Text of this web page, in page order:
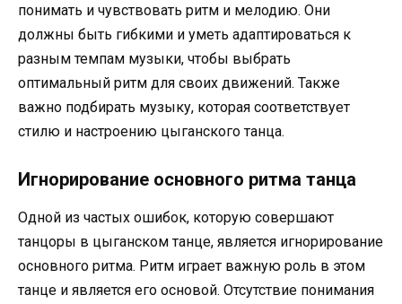
понимать и чувствовать ритм и мелодию. Они
должны быть гибкими и уметь адаптироваться к
разным темпам музыки, чтобы выбрать
оптимальный ритм для своих движений. Также
важно подбирать музыку, которая соответствует
стилю и настроению цыганского танца.
Игнорирование основного ритма танца
Одной из частых ошибок, которую совершают
танцоры в цыганском танце, является игнорирование
основного ритма. Ритм играет важную роль в этом
танце и является его основой. Отсутствие понимания